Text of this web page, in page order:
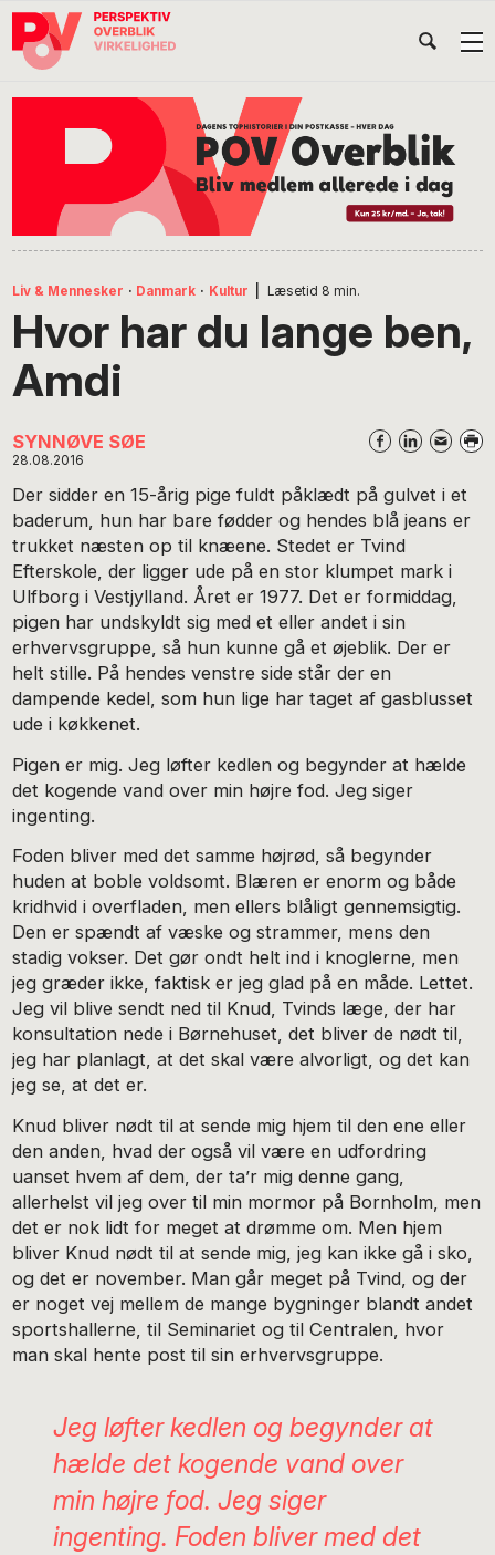
Gå
direkte
Skip
indhold
Gå
direkte
Liv & Mennesker · Danmark · Kultur Læsetid 8 min.
Hvor har du lange ben,
Amdi
SYNNØVE SØE
28.08.2016
Der sidder en 15-årig pige fuldt påklædt på gulvet i et
baderum, hun har bare fødder og hendes blå jeans er
trukket næsten op til knæene. Stedet er Tvind
Efterskole, der ligger ude på en stor klumpet mark i
Ulfborg i Vestjylland. Året er 1977. Det er formiddag,
pigen har undskyldt sig med et eller andet i sin
erhvervsgruppe, så hun kunne gå et øjeblik. Der er
helt stille. På hendes venstre side står der en
dampende kedel, som hun lige har taget af gasblusset
ude i køkkenet.
Pigen er mig. Jeg løfter kedlen og begynder at hælde
det kogende vand over min højre fod. Jeg siger
ingenting.
Foden bliver med det samme højrød, så begynder
huden at boble voldsomt. Blæren er enorm og både
kridhvid i overfladen, men ellers blåligt gennemsigtig.
Den er spændt af væske og strammer, mens den
stadig vokser. Det gør ondt helt ind i knoglerne, men
jeg græder ikke, faktisk er jeg glad på en måde. Lettet.
Jeg vil blive sendt ned til Knud, Tvinds læge, der har
konsultation nede i Børnehuset, det bliver de nødt til,
jeg har planlagt, at det skal være alvorligt, og det kan
jeg se, at det er.
Knud bliver nødt til at sende mig hjem til den ene eller
den anden, hvad der også vil være en udfordring
uanset hvem af dem, der ta’r mig denne gang,
allerhelst vil jeg over til min mormor på Bornholm, men
det er nok lidt for meget at drømme om. Men hjem
bliver Knud nødt til at sende mig, jeg kan ikke gå i sko,
og det er november. Man går meget på Tvind, og der
er noget vej mellem de mange bygninger blandt andet
sportshallerne, til Seminariet og til Centralen, hvor
man skal hente post til sin erhvervsgruppe.
Jeg løfter kedlen og begynder at
hælde det kogende vand over
min højre fod. Jeg siger
ingenting. Foden bliver med det